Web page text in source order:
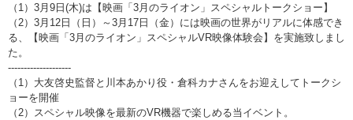
（1）3月9日(木)は【映画「3月のライオン」スペシャルトークショー】
（2）3月12日（日）～3月17日（金）には映画の世界がリアルに体感でき
る、【映画「3月のライオン」スペシャルVR映像体験会】を実施致しまし
た。
--------------------
（1）大友啓史監督と川本あかり役・倉科カナさんをお迎えしてトークシ
ョーを開催
（2）スペシャル映像を最新のVR機器で楽しめる当イベント。